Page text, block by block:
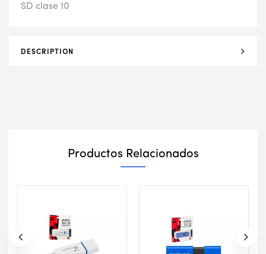
SD clase 10
DESCRIPTION
Productos Relacionados